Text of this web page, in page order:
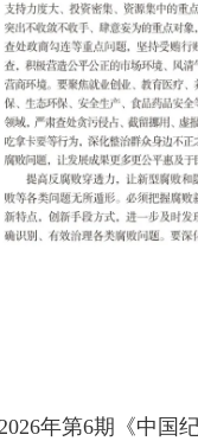
年第6期《中国